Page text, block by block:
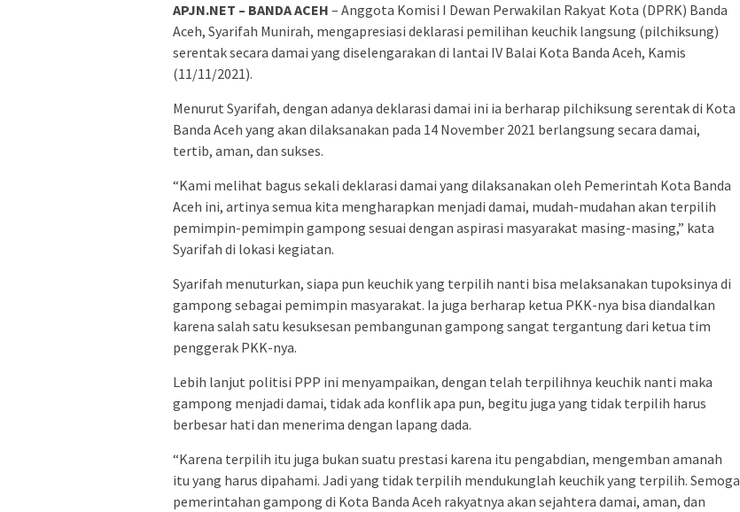
APJN.NET – BANDA ACEH – Anggota Komisi I Dewan Perwakilan Rakyat Kota (DPRK) Banda
Aceh, Syarifah Munirah, mengapresiasi deklarasi pemilihan keuchik langsung (pilchiksung)
serentak secara damai yang diselengarakan di lantai IV Balai Kota Banda Aceh, Kamis
(11/11/2021).
Menurut Syarifah, dengan adanya deklarasi damai ini ia berharap pilchiksung serentak di Kota
Banda Aceh yang akan dilaksanakan pada 14 November 2021 berlangsung secara damai,
tertib, aman, dan sukses.
“Kami melihat bagus sekali deklarasi damai yang dilaksanakan oleh Pemerintah Kota Banda
Aceh ini, artinya semua kita mengharapkan menjadi damai, mudah-mudahan akan terpilih
pemimpin-pemimpin gampong sesuai dengan aspirasi masyarakat masing-masing,” kata
Syarifah di lokasi kegiatan.
Syarifah menuturkan, siapa pun keuchik yang terpilih nanti bisa melaksanakan tupoksinya di
gampong sebagai pemimpin masyarakat. Ia juga berharap ketua PKK-nya bisa diandalkan
karena salah satu kesuksesan pembangunan gampong sangat tergantung dari ketua tim
penggerak PKK-nya.
Lebih lanjut politisi PPP ini menyampaikan, dengan telah terpilihnya keuchik nanti maka
gampong menjadi damai, tidak ada konflik apa pun, begitu juga yang tidak terpilih harus
berbesar hati dan menerima dengan lapang dada.
“Karena terpilih itu juga bukan suatu prestasi karena itu pengabdian, mengemban amanah
itu yang harus dipahami. Jadi yang tidak terpilih mendukunglah keuchik yang terpilih. Semoga
pemerintahan gampong di Kota Banda Aceh rakyatnya akan sejahtera damai, aman, dan